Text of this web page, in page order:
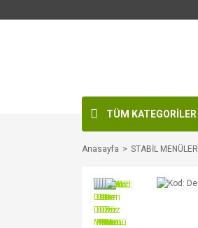
TÜM KATEGORİLER
Anasayfa STABİL MENÜLER